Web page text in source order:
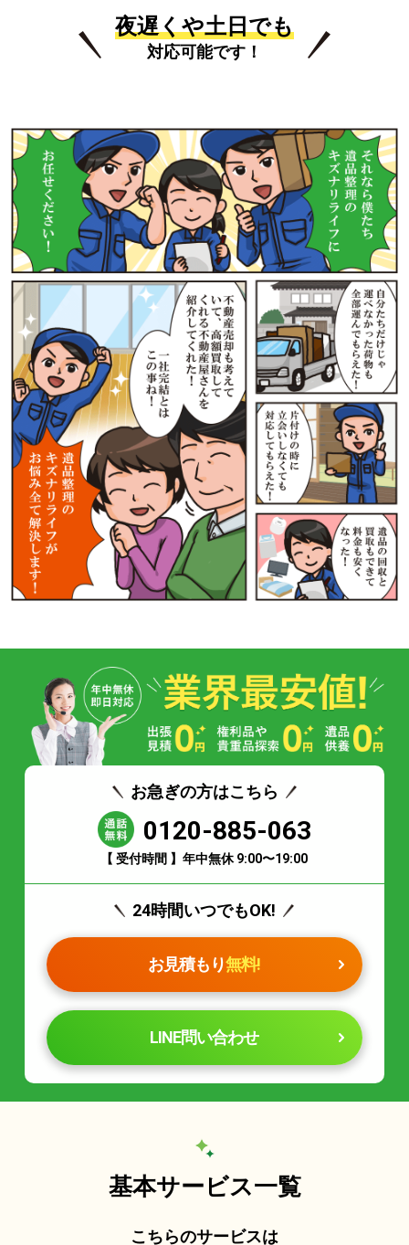
夜遅くや土日でも
対応可能です！
お急ぎの方はこちら
0120-885-063
【 受付時間 】年中無休 9:00〜19:00
24時間いつでもOK!
お見積もり無料!
LINE問い合わせ
基本サービス一覧
こちらのサービスは